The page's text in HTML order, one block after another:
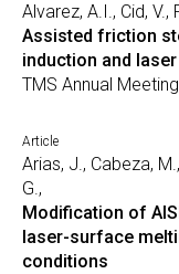
Alvarez, A.I., Cid,
Assisted friction
induction and
TMS Annual
Article
Arias, J., Cabeza,
G.,
Modification of
laser-surface
conditions